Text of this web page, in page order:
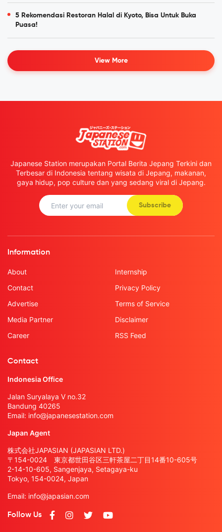
5 Rekomendasi Restoran Halal di Kyoto, Bisa Untuk Buka
Puasa!
View More
Japanese Station merupakan Portal Berita Jepang Terkini dan
Terbesar di Indonesia tentang wisata di Jepang, makanan,
gaya hidup, pop culture dan yang sedang viral di Jepang.
Subscribe
Information
About
Contact
Advertise
Media Partner
Career
Internship
Privacy Policy
Terms of Service
Disclaimer
RSS Feed
Contact
Indonesia Office
Jalan Suryalaya V no.32
Bandung 40265
Email: info@japanesestation.com
Japan Agent
株式会社JAPASIAN (JAPASIAN LTD.)
〒154-0024 東京都世田谷区三軒茶屋二丁目14番10-605号
2-14-10-605, Sangenjaya, Setagaya-ku
Tokyo, 154-0024, Japan
Email: info@japasian.com
Follow Us